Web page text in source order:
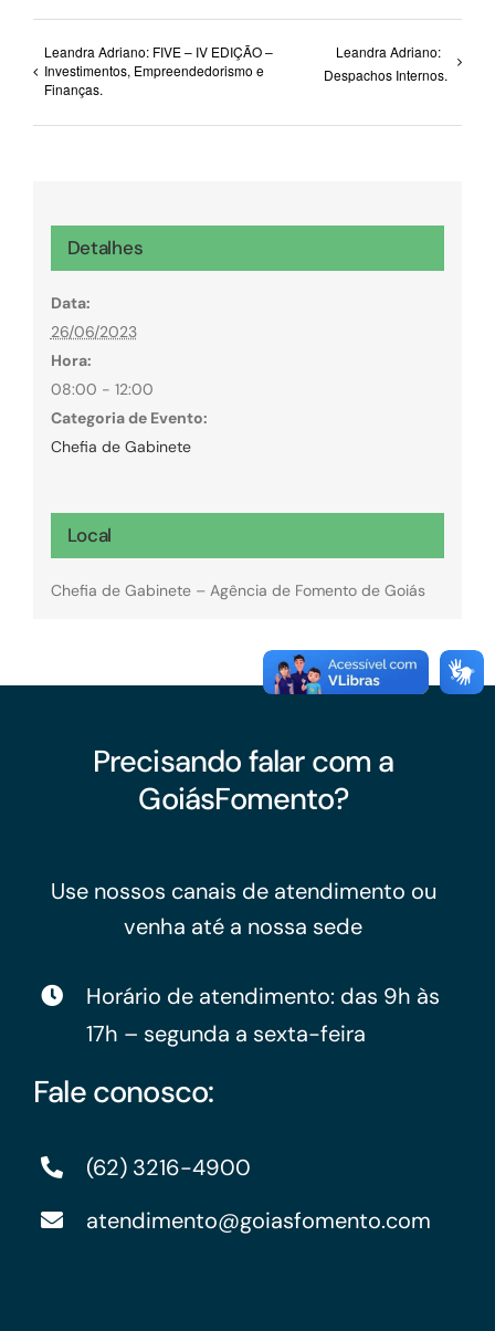
Leandra Adriano: FIVE – IV EDIÇÃO –
Investimentos, Empreendedorismo e
Finanças.
Leandra Adriano:
Despachos Internos.
Detalhes
Data:
26/06/2023
Hora:
08:00 - 12:00
Categoria de Evento:
Chefia de Gabinete
Local
Chefia de Gabinete – Agência de Fomento de Goiás
Precisando falar com a
GoiásFomento?
Use nossos canais de atendimento ou
venha até a nossa sede
Horário de atendimento: das 9h às
17h – segunda a sexta-feira
Fale conosco:
(62) 3216-4900
atendimento@goiasfomento.com